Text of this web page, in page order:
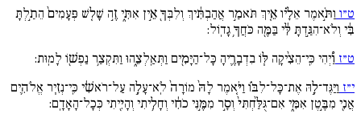
ט״ו וַתֹּ֣אמֶר אֵלָ֗יו אֵ֚יךְ תֹּאמַ֣ר אֲהַבְתִּ֔יךְ וְלִבְּךָ֖ אֵ֣ין אִתִּ֑י זֶ֣ה שָׁל֚שׁ פְּעָמִים֙ הֵתַ֣לְתָּ
בִּ֔י וְלֹא־הִגַּ֣דְתָּ לִּ֔י בַּמֶּ֖ה כֹּחֲךָ֥ גָדֽוֹל:
ט״ז וַ֠יְהִי כִּֽי־הֵצִ֨יקָה לּ֧וֹ בִדְבָרֶ֛יהָ כָּל־הַיָּמִ֖ים וַתְּאַֽלְצֵ֑הוּ וַתִּקְצַ֥ר נַפְשׁ֖וֹ לָמֽוּת:
י״ז וַיַּגֶּד־לָ֣הּ אֶת־כָּל־לִבּ֗וֹ וַיֹּ֚אמֶר לָהּ֙ מוֹרָה֙ לֹֽא־עָלָ֣ה עַל־רֹאשִׁ֔י כִּֽי־נְזִ֧יר אֱלֹהִ֛ים
אֲנִ֖י מִבֶּ֣טֶן אִמִּ֑י אִם־גֻּלַּ֙חְתִּי֙ וְסָ֣ר מִמֶּ֣נִּי כֹחִ֔י וְחָלִ֥יתִי וְהָיִ֖יתִי כְּכָל־הָאָדָֽם: